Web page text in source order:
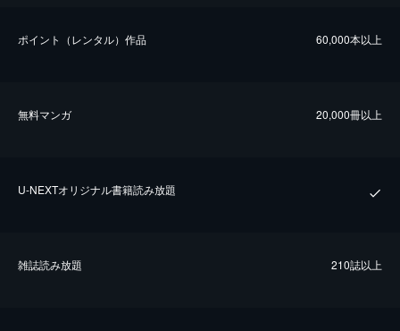
ポイント（レンタル）作品 60,000本以上
無料マンガ 20,000冊以上
U-NEXTオリジナル書籍読み放題
雑誌読み放題 210誌以上